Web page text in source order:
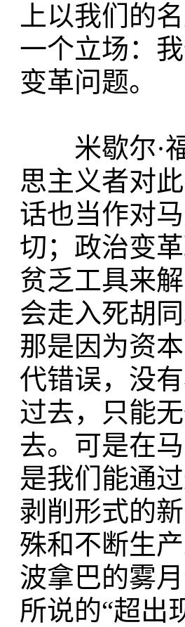
上以我们的
一个立场：
变革问题。
米歇尔·福
思主义者对
话也当作对
切；政治变
贫乏工具来
会走入死胡
那是因为资
代错误，没
过去，只能
去。可是在
是我们能通
剥削形式的
殊和不断生
波拿巴的雾
所说的“超出